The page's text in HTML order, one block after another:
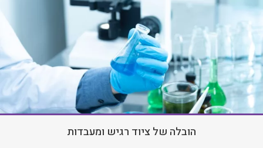
הובלה של ציוד רגיש ומעבדות